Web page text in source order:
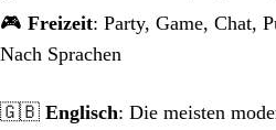
🎮 Freizeit: Party, Game, Chat,
Nach Sprachen
🇬🇧 Englisch: Die meisten